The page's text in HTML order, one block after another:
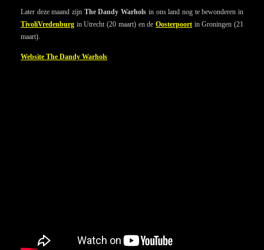
Later deze maand zijn The Dandy Warhols in ons land nog te bewonderen in
TivoliVredenburg in Utrecht (20 maart) en de Oosterpoortin Groningen (21
maart).
Website The Dandy Warhols